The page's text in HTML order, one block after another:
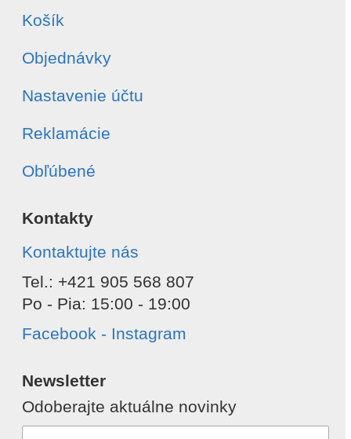
Košík
Objednávky
Nastavenie účtu
Reklamácie
Obľúbené
Kontakty
Kontaktujte nás
Tel.: +421 905 568 807
Po - Pia: 15:00 - 19:00
Facebook - Instagram
Newsletter
Odoberajte aktuálne novinky